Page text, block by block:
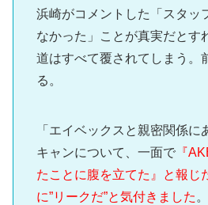
浜崎がコメントした「スタッ
なかった」ことが真実だとす
道はすべて覆されてしまう。
る。
「エイベックスと親密関係に
キャンについて、一面で『
たことに腹を立てた』と報じ
に”リークだ”と気付きました